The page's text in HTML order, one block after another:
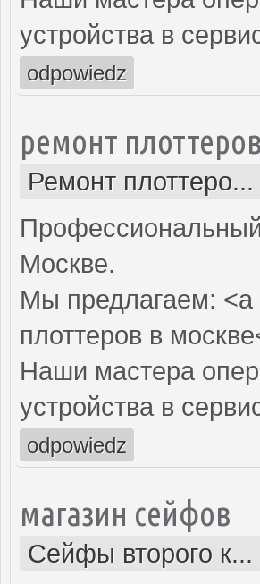
устройства в
odpowiedz
ремонт
Ремонт
Москве.
Мы предлагаем: <a
плоттеров в
Наши мастера
устройства в
odpowiedz
магазин сейфов
Сейфы второго